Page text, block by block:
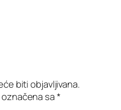
biti objavljivana.
sa*